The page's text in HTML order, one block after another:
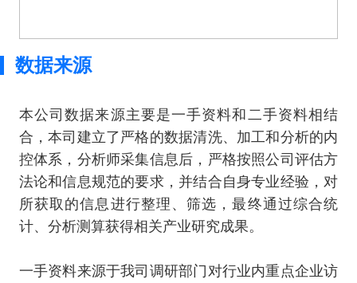
数据来源
本公司数据来源主要是一手资料和二手资料相结
合，本司建立了严格的数据清洗、加工和分析的内
控体系，分析师采集信息后，严格按照公司评估方
法论和信息规范的要求，并结合自身专业经验，对
所获取的信息进行整理、筛选，最终通过综合统
计、分析测算获得相关产业研究成果。
一手资料来源于我司调研部门对行业内重点企业访